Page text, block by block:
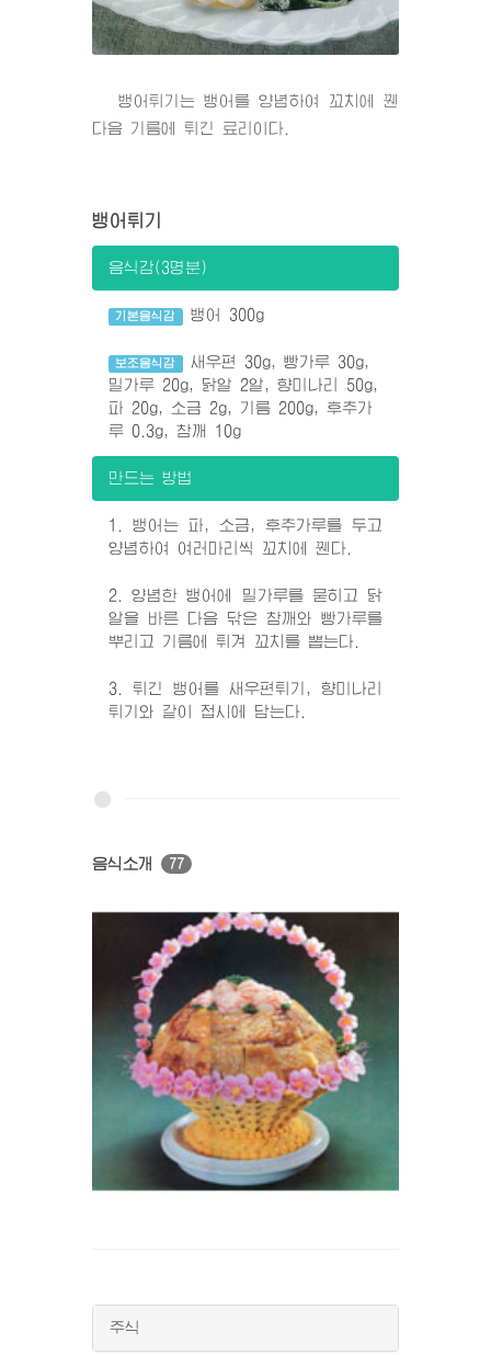
뱅어튀기는 뱅어를 양념하여 꼬치에 꿴
다음 기름에 튀긴 료리이다.
뱅어튀기
음식감(3명분)
기본음식감 뱅어 300g
보조음식감
새우편 30g, 빵가루 30g,
밀가루 20g, 닭알 2알, 향미나리 50g,
파 20g, 소금 2g, 기름 200g, 후추가
루 0.3g, 참깨 10g
만드는 방법
1. 뱅어는 파, 소금, 후추가루를 두고
양념하여 여러마리씩 꼬치에 꿴다.
2. 양념한 뱅어에 밀가루를 묻히고 닭
알을 바른 다음 닦은 참깨와 빵가루를
뿌리고 기름에 튀겨 꼬치를 뽑는다.
3. 튀긴 뱅어를 새우편튀기, 향미나리
튀기와 같이 접시에 담는다.
음식소개 77
주식